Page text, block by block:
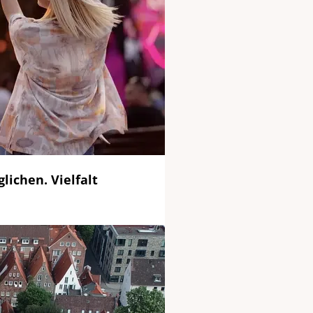
Vielfalt